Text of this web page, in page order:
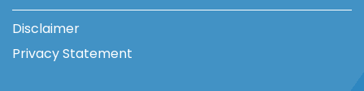
Disclaimer
Privacy Statement